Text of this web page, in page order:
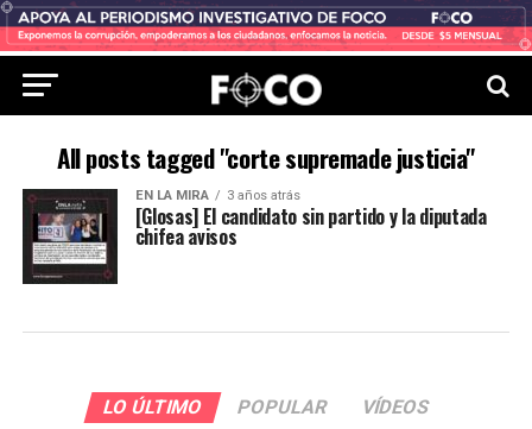
All posts tagged "corte supremade justicia"
EN LA MIRA 3 años atrás
[Glosas] El candidato sin partido y la diputada
chifea avisos
LO ÚLTIMO POPULAR VÍDEOS